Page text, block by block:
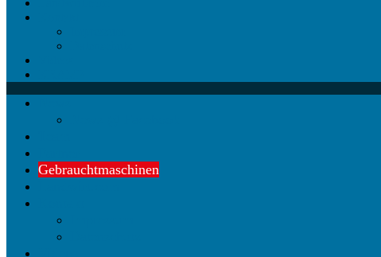
Gebrauchtmaschinen